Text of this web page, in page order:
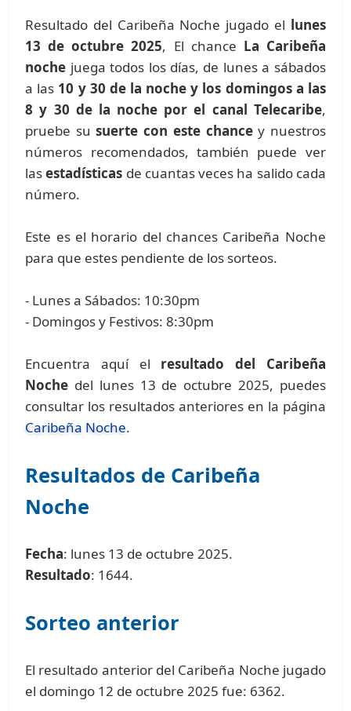
Resultado del Caribeña Noche jugado el lunes
13 de octubre 2025, El chance La Caribeña
noche juega todos los días, de lunes a sábados
a las 10 y 30 de la noche y los domingos a las
8 y 30 de la noche por el canal Telecaribe,
pruebe susuerte con este chancey nuestros
números recomendados, también puede ver
lasestadísticas de cuantas veces ha salido cada
número.
Este es el horario del chances Caribeña Noche
para que estes pendiente de los sorteos.
- Lunes a Sábados: 10:30pm
- Domingos y Festivos: 8:30pm
Encuentra aquí el resultado del Caribeña
Noche del lunes 13 de octubre 2025, puedes
consultar los resultados anteriores en la página
Caribeña Noche.
Resultados de Caribeña
Noche
Fecha: lunes 13 de octubre 2025.
Resultado: 1644.
Sorteo anterior
El resultado anterior del Caribeña Noche jugado
el domingo 12 de octubre 2025 fue: 6362.